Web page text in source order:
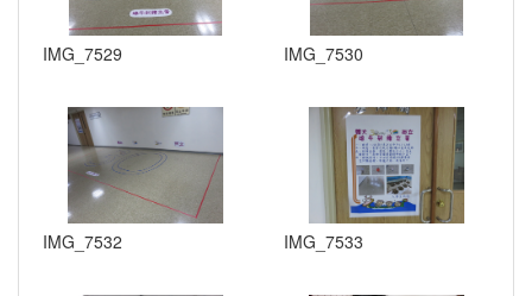
IMG_7529 IMG_7530
IMG_7532 IMG_7533